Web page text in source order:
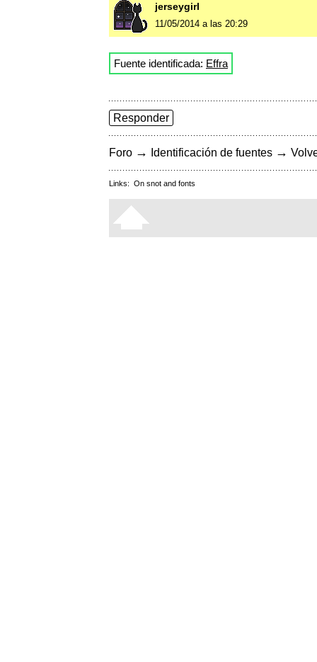
jerseygirl
11/05/2014 a las 20:29
Fuente identificada: Effra
Responder
Foro → Identificación de fuentes →
Links: On snot and fonts